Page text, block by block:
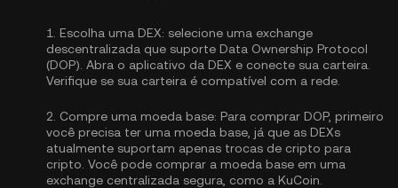
1. Escolha uma DEX: selecione uma exchange
descentralizada que suporte Data Ownership Protocol
(DOP). Abra o aplicativo da DEX e conecte sua carteira.
Verifique se sua carteira é compatível com a rede.
2. Compre uma moeda base: Para comprar DOP, primeiro
você precisa ter uma moeda base, já que as DEXs
atualmente suportam apenas trocas de cripto para
cripto. Você pode comprar a moeda base em uma
exchange centralizada segura, como a KuCoin.